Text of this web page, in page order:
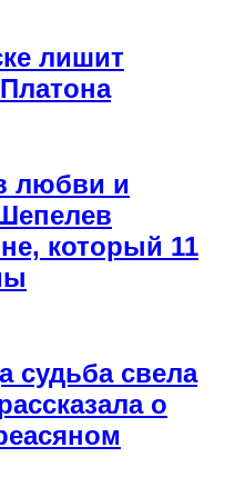
лишит
любви и
который 11
судьба свела
о